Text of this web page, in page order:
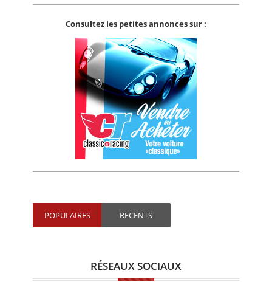
Consultez les petites annonces sur :
POPULAIRES RECENTS
RÉSEAUX SOCIAUX